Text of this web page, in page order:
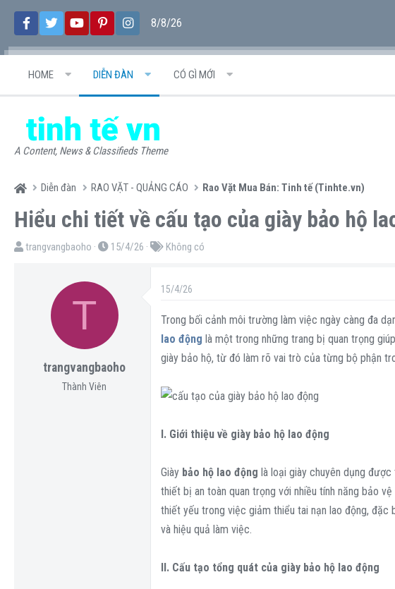
8/8/26
HOME DIỄN ĐÀN CÓ GÌ MỚI
A Content, News & Classifieds Theme
Diễn đàn RAO VẶT - QUẢNG CÁO Rao Vặt Mua Bán: Tinh tế (Tinhte.vn)
Hiểu chi tiết về cấu tạo của giày bảo hộ
T
trangvangbaoho
N
y
ử
15/4/26
T
ó
a
Không có
T
trangvangbaoho
Thành Viên
15/4/26
Trong bối cảnh môi trường làm việc ngày càng đa
lao động là một trong những trang bị quan trọng
giày bảo hộ, từ đó làm rõ vai trò của từng bộ phận
I. Giới thiệu về giày bảo hộ lao động
Giày bảo hộ lao động là loại giày chuyên dụng
thiết bị an toàn quan trọng với nhiều tính năng bảo
thiết yếu trong việc giảm thiểu tai nạn lao động,
và hiệu quả làm việc.
II. Cấu tạo tổng quát của giày bảo hộ lao động